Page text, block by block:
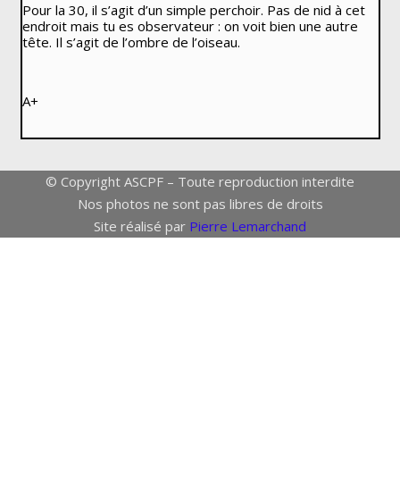
Pour la 30, il s’agit d’un simple perchoir. Pas de nid à cet
endroit mais tu es observateur : on voit bien une autre
tête. Il s’agit de l’ombre de l’oiseau.
A+
© Copyright ASCPF – Toute reproduction interdite
Nos photos ne sont pas libres de droits
Site réalisé par Pierre Lemarchand